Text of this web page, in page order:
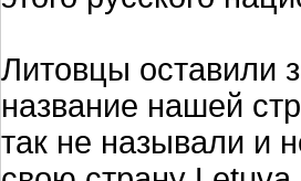
Литовцы оставили
название нашей
так не называли и